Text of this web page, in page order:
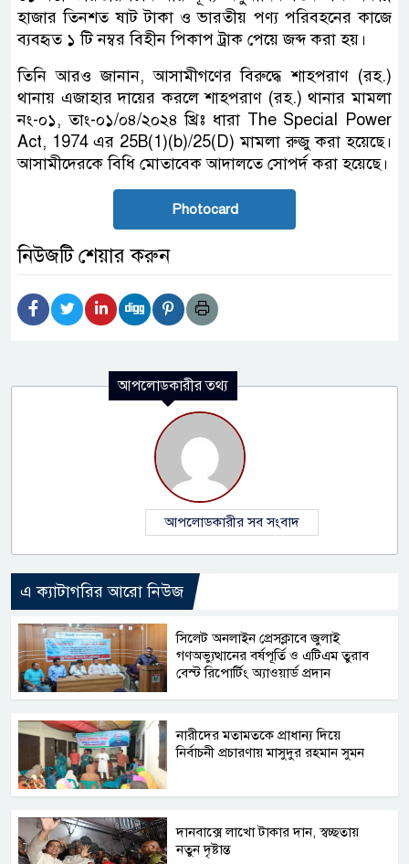
হাজার তিনশত ষাট টাকা ও ভারতীয় পণ্য পরিবহনের কাজে
ব্যবহৃত ১ টি নম্বর বিহীন পিকাপ ট্রাক পেয়ে জব্দ করা হয়।
তিনি আরও জানান, আসামীগণের বিরুদ্ধে শাহপরাণ (রহ.)
থানায় এজাহার দায়ের করলে শাহপরাণ (রহ.) থানার মামলা
নং-০১, তাং-০১/০৪/২০২৪ খ্রিঃ ধারা The Special Power
Act, 1974 এর 25B(1)(b)/25(D) মামলা রুজু করা হয়েছে।
আসামীদেরকে বিধি মোতাবেক আদালতে সোপর্দ করা হয়েছে।
Photocard
নিউজটি শেয়ার করুন
আপলোডকারীর তথ্য
আপলোডকারীর সব সংবাদ
এ ক্যাটাগরির আরো নিউজ
সিলেট অনলাইন প্রেসক্লাবে জুলাই
গণঅভ্যুত্থানের বর্ষপূর্তি ও এটিএম তুরাব
বেস্ট রিপোর্টিং অ্যাওয়ার্ড প্রদান
নারীদের মতামতকে প্রাধান্য দিয়ে
নির্বাচনী প্রচারণায় মাসুদুর রহমান সুমন
দানবাক্সে লাখো টাকার দান, স্বচ্ছতায়
নতুন দৃষ্টান্ত